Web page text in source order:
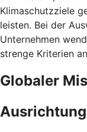
Klimaschutzziele
leisten. Bei der
Unternehmen
strenge Kriterien
Globaler